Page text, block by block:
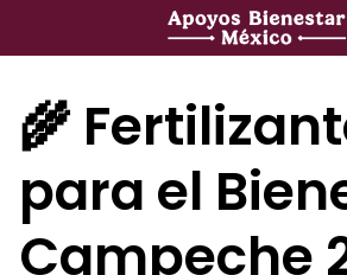
🌾
para el
Campeche